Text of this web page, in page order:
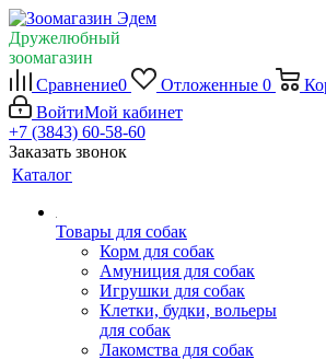
Дружелюбный
зоомагазин
Сравнение0 Отложенные 0
ВойтиМой кабинет
+7 (3843) 60-58-60
Заказать звонок
Каталог
Товары для собак
Корм для собак
Амуниция для собак
Игрушки для собак
Клетки, будки, вольеры
для собак
Лакомства для собак